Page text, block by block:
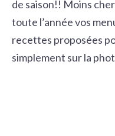
de saison!! Moins
toute l’année vos
recettes proposées
simplement sur la